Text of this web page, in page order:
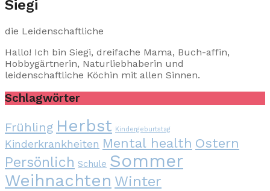
Siegi
die Leidenschaftliche
Hallo! Ich bin Siegi, dreifache Mama, Buch-affin,
Hobbygärtnerin, Naturliebhaberin und
leidenschaftliche Köchin mit allen Sinnen.
Schlagwörter
Frühling Herbst Kindergeburtstag
Kinderkrankheiten Mental health Ostern
Persönlich Schule Sommer
Weihnachten Winter